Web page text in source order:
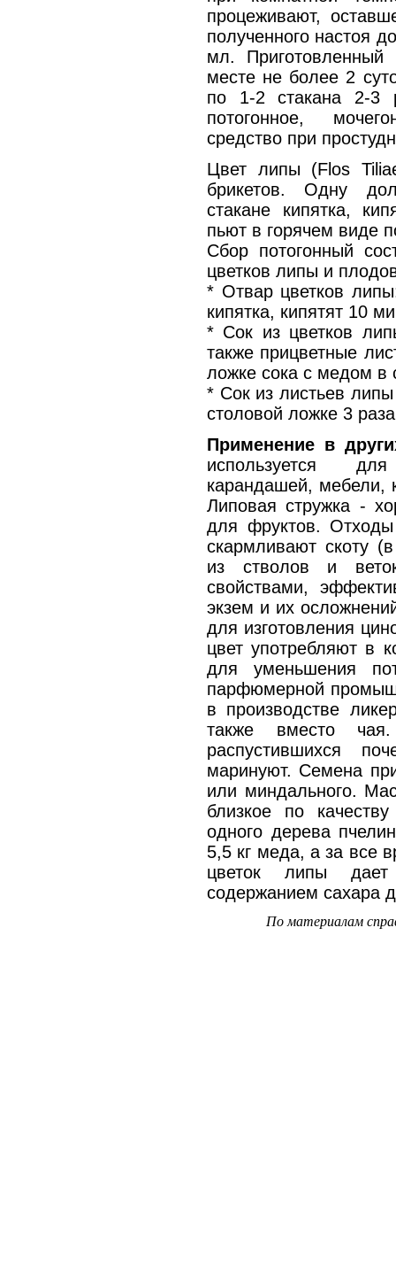
процеживают,
полученного настоя
мл. Приготовленный
месте не более 2
по 1-2 стакана 2-3
потогонное,
средство при
Цвет липы (Flos
брикетов. Одну
стакане кипятка,
пьют в горячем виде
Сбор потогонный
цветков липы и
* Отвар цветков
кипятка, кипятят 10
* Сок из цветков
также прицветные
ложке сока с медом в
* Сок из листьев
столовой ложке 3
Применение в
используется
карандашей, мебели,
Липовая стружка -
для фруктов.
скармливают скоту
из стволов и
свойствами,
экзем и их
для изготовления
цвет употребляют в
для уменьшения
парфюмерной
в производстве
также вместо
распустившихся
маринуют. Семена
или миндального.
близкое по
одного дерева
5,5 кг меда, а за все
цветок липы
содержанием сахара
По материалам